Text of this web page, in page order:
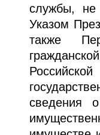
службы, не
Указом
также
сведения